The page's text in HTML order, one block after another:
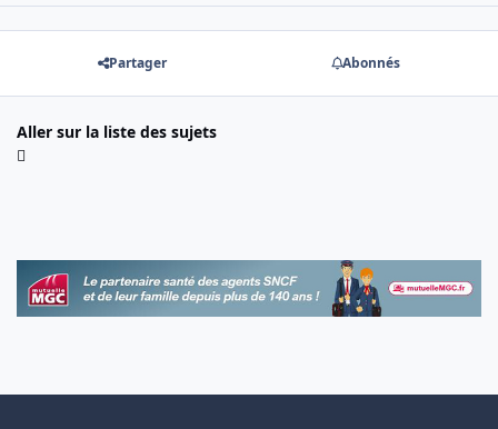
Partager Abonnés
Aller sur la liste des sujets